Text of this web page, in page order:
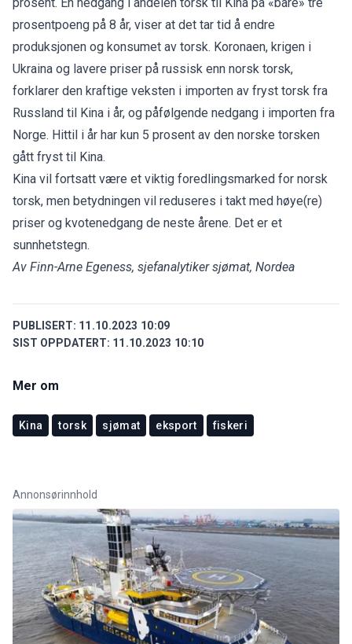
prosentpoeng på 8 år, viser at det tar tid å endre
produksjonen og konsumet av torsk. Koronaen, krigen i
Ukraina og lavere priser på russisk enn norsk torsk,
forklarer den kraftige veksten i importen av fryst torsk fra
Russland til Kina i år, og påfølgende nedgang i importen fra
Norge. Hittil i år har kun 5 prosent av den norske torsken
gått fryst til Kina.
Kina vil fortsatt være et viktig foredlingsmarked for norsk
torsk, men betydningen vil reduseres i takt med høye(re)
priser og kvotenedgang de neste årene. Det er et
sunnhetstegn.
Av Finn-Arne Egeness, sjefanalytiker sjømat, Nordea
PUBLISERT: 11.10.2023 10:09
SIST OPPDATERT: 11.10.2023 10:10
Mer om
Kina torsk sjømat eksport fiskeri
Annonsørinnhold